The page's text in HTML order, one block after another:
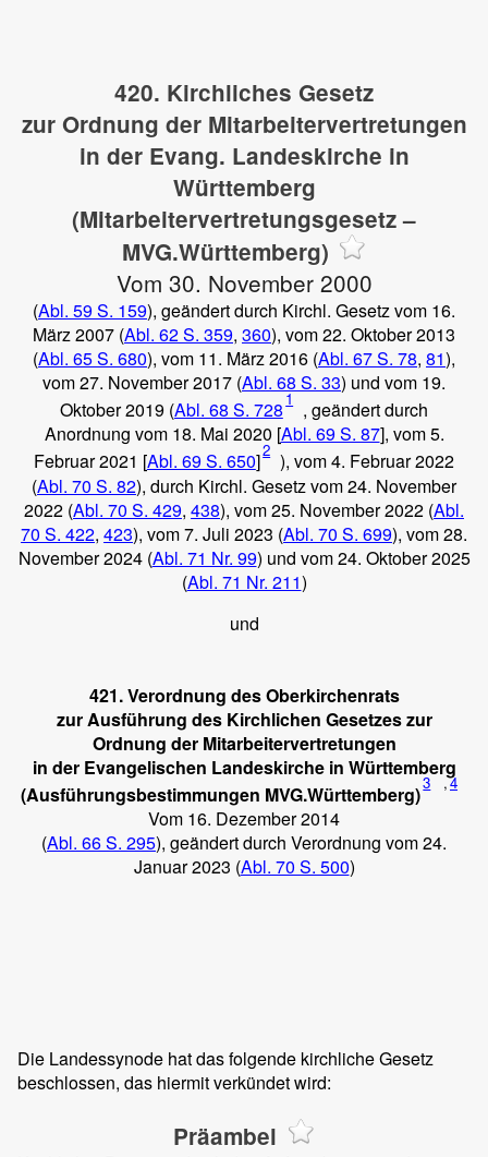
420. Kirchliches Gesetz
zur Ordnung der Mitarbeitervertretungen
in der Evang. Landeskirche in
Württemberg
(Mitarbeitervertretungsgesetz –
MVG.Württemberg)
Vom 30. November 2000
(Abl. 59 S. 159), geändert durch Kirchl. Gesetz vom 16.
März 2007 (Abl. 62 S. 359, 360), vom 22. Oktober 2013
(Abl. 65 S. 680), vom 11. März 2016 (Abl. 67 S. 78, 81),
vom 27. November 2017 (Abl. 68 S. 33) und vom 19.
Oktober 2019 (Abl. 68 S. 7281 , geändert durch
Anordnung vom 18. Mai 2020 [Abl. 69 S. 87], vom 5.
Februar 2021 [Abl. 69 S. 650]2 ), vom 4. Februar 2022
(Abl. 70 S. 82), durch Kirchl. Gesetz vom 24. November
2022 (Abl. 70 S. 429, 438), vom 25. November 2022 (Abl.
70 S. 422, 423), vom 7. Juli 2023 (Abl. 70 S. 699), vom 28.
November 2024 (Abl. 71 Nr. 99) und vom 24. Oktober 2025
(Abl. 71 Nr. 211)
und
421. Verordnung des Oberkirchenrats
zur Ausführung des Kirchlichen Gesetzes zur
Ordnung der Mitarbeitervertretungen
in der Evangelischen Landeskirche in Württemberg
(Ausführungsbestimmungen MVG.Württemberg)3 ,4
Vom 16. Dezember 2014
(Abl. 66 S. 295), geändert durch Verordnung vom 24.
Januar 2023 (Abl. 70 S. 500)
Die Landessynode hat das folgende kirchliche Gesetz
beschlossen, das hiermit verkündet wird:
Präambel